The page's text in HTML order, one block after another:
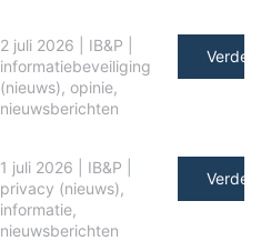
2 juli 2026 IB&P
informatiebeveiliging
(nieuws), opinie,
nieuwsberichten
Verder
1 juli 2026 IB&P
privacy (nieuws),
informatie,
nieuwsberichten
Verder